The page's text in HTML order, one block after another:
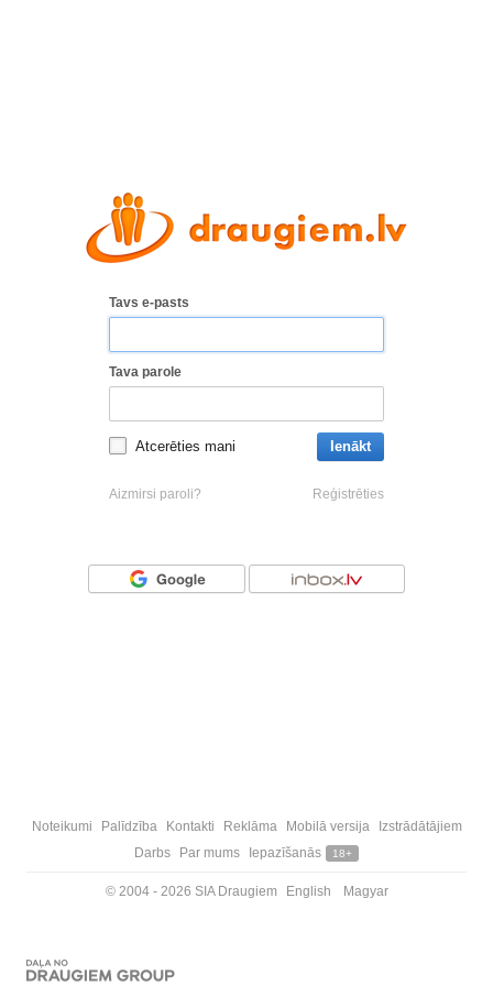
Tavs e-pasts
Tava parole
Atcerēties mani Ienākt
Aizmirsi paroli? Reģistrēties
Noteikumi Palīdzība Kontakti Reklāma Mobilā versija
Izstrādātājiem
Darbs
Par mums Iepazīšanās 18+
© 2004 - 2026 SIA Draugiem English Magyar